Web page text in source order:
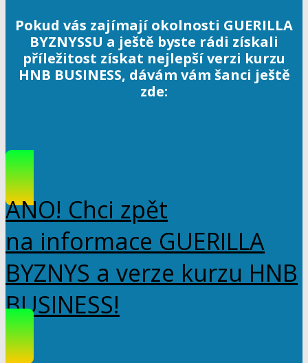
Pokud vás zajímají okolnosti GUERILLA
BYZNYSSU a ještě byste rádi získali
příležitost získat nejlepší verzi kurzu
HNB BUSINESS, dávám vám šanci ještě
zde:
ANO! Chci zpět
na informace GUERILLA
BYZNYS a verze kurzu HNB
BUSINESS!